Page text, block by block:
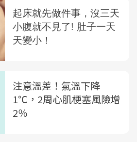
注意溫差！氣溫下降
1℃，2周心肌梗塞風險增
2％